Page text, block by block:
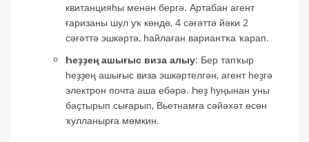
квитанцияһы менән бергә. Артабан агент
ғаризаны шул уҡ көндө, 4 сәғәттә йәки 2
сәғәттә эшкәртә, һайлаған вариантҡа ҡарап.
Һеҙҙең ашығыс виза алыу: Бер тапҡыр
һеҙҙең ашығыс виза эшкәртелгән, агент һеҙгә
электрон почта аша ебәрә. Һеҙ һуңынан уны
баҫтырып сығарып, Вьетнамға сәйәхәт өсөн
ҡулланырға мөмкин.